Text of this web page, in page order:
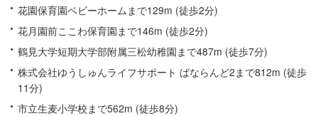
花園保育園ベビーホームまで129m (徒歩2分)
花月園前ここわ保育園まで146m (徒歩2分)
鶴見大学短期大学部附属三松幼稚園まで487m (徒歩7分)
株式会社ゆうしゅんライフサポート ばならんど2まで812m (徒歩
11分)
市立生麦小学校まで562m (徒歩8分)